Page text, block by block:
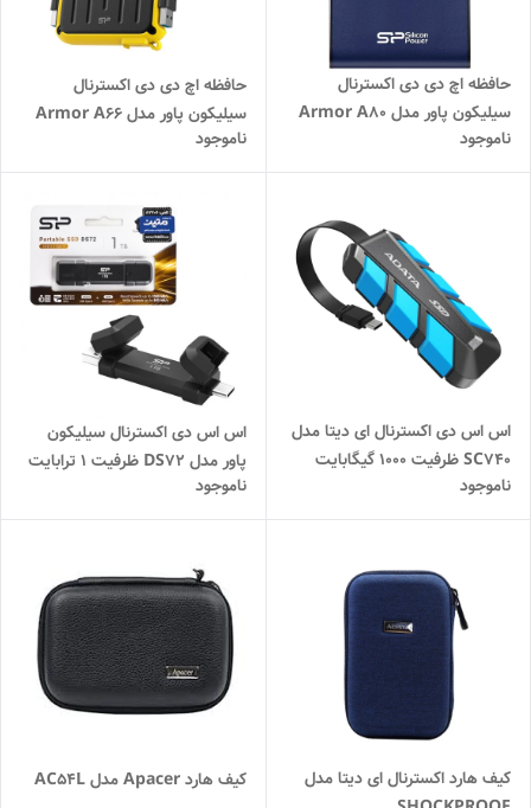
حافظه اچ دی دی اکسترنال
سیلیکون پاور مدل Armor A80
ظرفیت 1 ترابایت
ناموجود
حافظه اچ دی دی اکسترنال
سیلیکون پاور مدل Armor A66
ظرفیت 2 ترابایت
ناموجود
اس اس دی اکسترنال ای دیتا مدل
SC740 ظرفیت 1000 گیگابایت
رابط USB Type-C 3.2 آبی
ناموجود
اس اس دی اکسترنال سیلیکون
پاور مدل DS72 ظرفیت 1 ترابایت
USB 3.2
ناموجود
کیف هارد اکسترنال ای دیتا مدل
کیف هارد Apacer مدل AC54L